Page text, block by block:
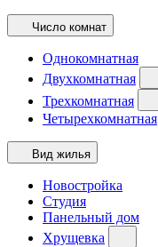
Число комнат
Однокомнатная
Двухкомнатная
Трехкомнатная
Четырехкомнатная
Вид жилья
Новостройка
Студия
Панельный дом
Хрущевка